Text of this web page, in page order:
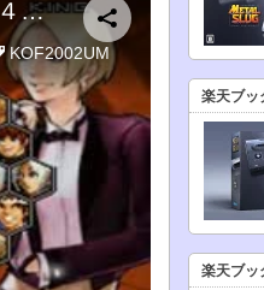
楽天ブッ
楽天ブッ